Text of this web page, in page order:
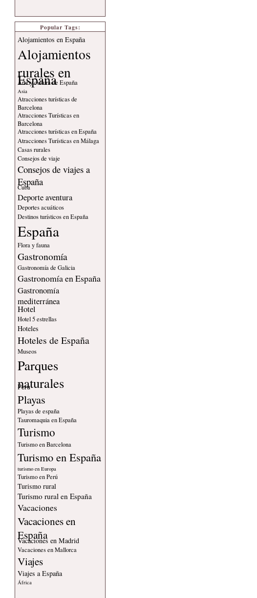
Popular Tags:
Alojamientos en España
Alojamientos
rurales en
España
Arte y cultura de España
Asia
Atracciones turísticas de
Barcelona
Atracciones Turísticas en
Barcelona
Atracciones turísticas en España
Atracciones Turísticas en Málaga
Casas rurales
Consejos de viaje
Consejos de viajes a
España
Cuba
Deporte aventura
Deportes acuáticos
Destinos turísticos en España
España
Flora y fauna
Gastronomía
Gastronomía de Galicia
Gastronomía en España
Gastronomía
mediterránea
Hotel
Hotel 5 estrellas
Hoteles
Hoteles de España
Museos
Parques
naturales
Peru
Playas
Playas de españa
Tauromaquia en España
Turismo
Turismo en Barcelona
Turismo en España
turismo en Europa
Turismo en Perú
Turismo rural
Turismo rural en España
Vacaciones
Vacaciones en
España
Vacaciones en Madrid
Vacaciones en Mallorca
Viajes
Viajes a España
África